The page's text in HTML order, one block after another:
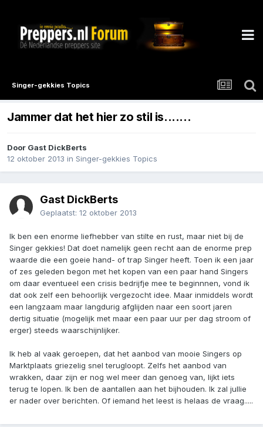
Singer-gekkies Topics
Jammer dat het hier zo stil is.......
Door Gast DickBerts
12 oktober 2013 in Singer-gekkies Topics
Gast DickBerts
Geplaatst: 12 oktober 2013
Ik ben een enorme liefhebber van stilte en rust, maar niet bij de
Singer gekkies! Dat doet namelijk geen recht aan de enorme prep
waarde die een goeie hand- of trap Singer heeft. Toen ik een jaar
of zes geleden begon met het kopen van een paar hand Singers
om daar eventueel een crisis bedrijfje mee te beginnnen, vond ik
dat ook zelf een behoorlijk vergezocht idee. Maar inmiddels wordt
een langzaam maar langdurig afglijden naar een soort jaren
dertig situatie (mogelijk met maar een paar uur per dag stroom of
erger) steeds waarschijnlijker.
Ik heb al vaak geroepen, dat het aanbod van mooie Singers op
Marktplaats griezelig snel terugloopt. Zelfs het aanbod van
wrakken, daar zijn er nog wel meer dan genoeg van, lijkt iets
terug te lopen. Ik ben de aantallen aan het bijhouden. Ik zal jullie
er nader over berichten. Of iemand het leest is helaas de vraag.....